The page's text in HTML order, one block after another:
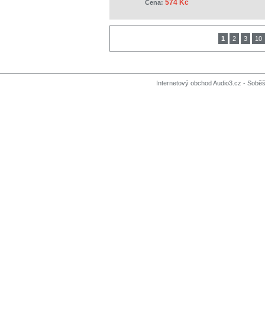
Cena: 574 Kč
1 2 3 10
Internetový obchod Audio3.cz -